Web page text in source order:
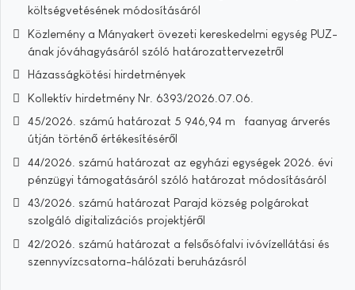
költségvetésének módosításáról
Közlemény a Mányakert övezeti kereskedelmi egység PUZ-
ának jóváhagyásáról szóló határozattervezetről
Házasságkötési hirdetmények
Kollektív hirdetmény Nr. 6393/2026.07.06.
45/2026. számú határozat 5 946,94 m³ faanyag árverés
útján történő értékesítéséről
44/2026. számú határozat az egyházi egységek 2026. évi
pénzügyi támogatásáról szóló határozat módosításáról
43/2026. számú határozat Parajd község polgárokat
szolgáló digitalizációs projektjéről
42/2026. számú határozat a felsősófalvi ivóvízellátási és
szennyvízcsatorna-hálózati beruházásról